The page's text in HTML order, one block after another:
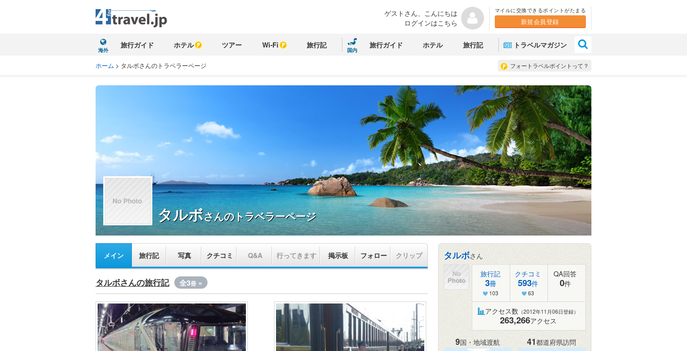
ゲストさん、こんにちは
ログインはこちら
マイルに交換できるポイントがたまる
新規会員登録
海外
旅行ガイド ホテル ツアー Wi-Fi 旅行記
国内
旅行ガイド ホテル 旅行記 トラベルマガジン
フォートラベルポイントって？
ホーム > タルボさんのトラベラーページ
タルボさんのトラベラーページ
メイン 旅行記 写真 クチコミ Q&A 行ってきます 掲示板 フォロー クリップ
タルボさんの旅行記 全3冊 »
タルボさん
旅行記
3冊
103
クチコミ
593件
63
QA回答
0件
アクセス数 （2012年11月06日登録）
263,266アクセス
9国・地域渡航 41都道府県訪問